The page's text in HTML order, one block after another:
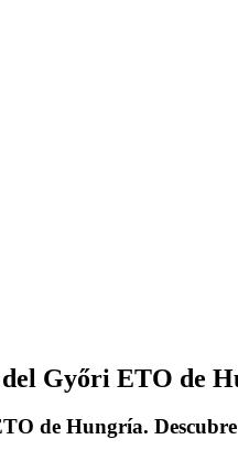
Győri ETO de
de Hungría.